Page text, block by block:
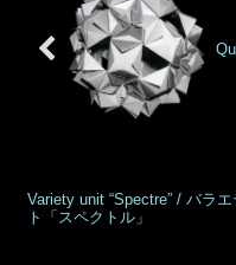
Variety unit “Spectre” / バラ
ト「スペクトル」